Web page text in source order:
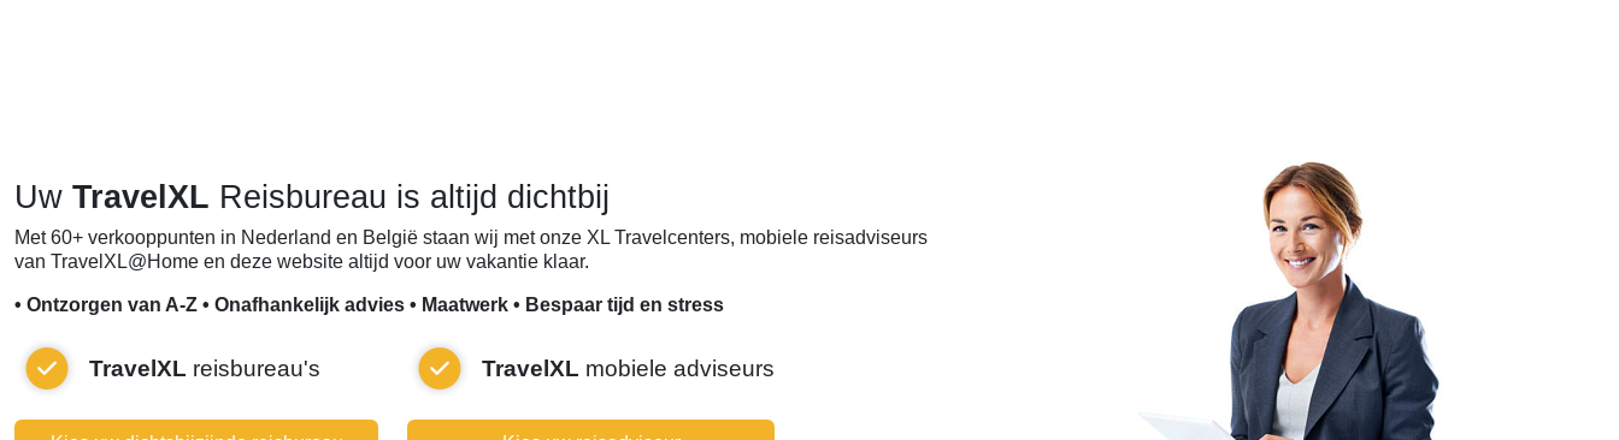
Uw TravelXL Reisbureau is altijd dichtbij
Met 60+ verkooppunten in Nederland en België staan wij met onze XL Travelcenters, mobiele reisadviseurs
van TravelXL@Home en deze website altijd voor uw vakantie klaar.
• Ontzorgen van A-Z • Onafhankelijk advies • Maatwerk • Bespaar tijd en stress
TravelXL reisbureau's TravelXL mobiele adviseurs